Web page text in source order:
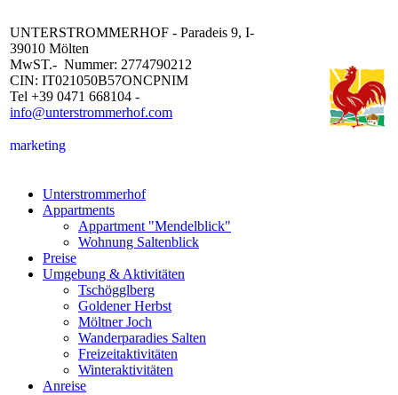
UNTERSTROMMERHOF - Paradeis 9, I-
39010 Mölten
MwST.- Nummer: 2774790212
CIN: IT021050B57ONCPNIM
Tel +39 0471 668104 -
info@unterstrommerhof.com
marketing
Unterstrommerhof
Appartments
Appartment "Mendelblick"
Wohnung Saltenblick
Preise
Umgebung & Aktivitäten
Tschögglberg
Goldener Herbst
Möltner Joch
Wanderparadies Salten
Freizeitaktivitäten
Winteraktivitäten
Anreise